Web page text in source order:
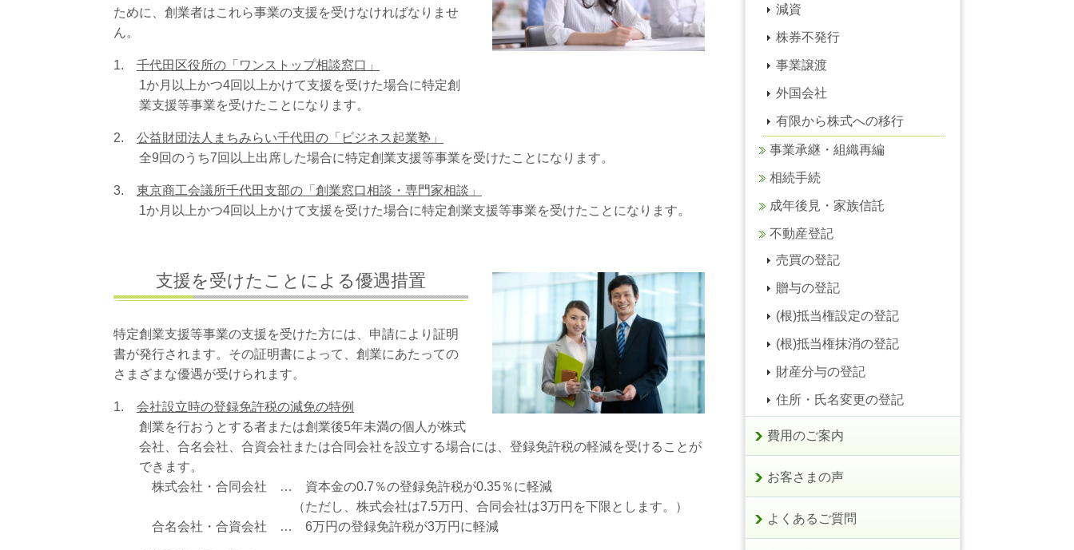
ために、創業者はこれら事業の支援を受けなければなりませ
ん。
1. 千代田区役所の「ワンストップ相談窓口」
1か月以上かつ4回以上かけて支援を受けた場合に特定創
業支援等事業を受けたことになります。
2. 公益財団法人まちみらい千代田の「ビジネス起業塾」
全9回のうち7回以上出席した場合に特定創業支援等事業を受けたことになります。
3. 東京商工会議所千代田支部の「創業窓口相談・専門家相談」
1か月以上かつ4回以上かけて支援を受けた場合に特定創業支援等事業を受けたことになります。
支援を受けたことによる優遇措置
特定創業支援等事業の支援を受けた方には、申請により証明
書が発行されます。その証明書によって、創業にあたっての
さまざまな優遇が受けられます。
1. 会社設立時の登録免許税の減免の特例
創業を行おうとする者または創業後5年未満の個人が株式
会社、合名会社、合資会社または合同会社を設立する場合には、登録免許税の軽減を受けることが
できます。
株式会社・合同会社 … 資本金の0.7％の登録免許税が0.35％に軽減
（ただし、株式会社は7.5万円、合同会社は3万円を下限とします。）
合名会社・合資会社 … 6万円の登録免許税が3万円に軽減
減資
株券不発行
事業譲渡
外国会社
有限から株式への移行
事業承継・組織再編
相続手続
成年後見・家族信託
不動産登記
売買の登記
贈与の登記
(根)抵当権設定の登記
(根)抵当権抹消の登記
財産分与の登記
住所・氏名変更の登記
費用のご案内
お客さまの声
よくあるご質問